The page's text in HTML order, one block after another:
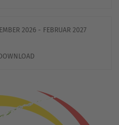
2026 - FEBRUAR 2027